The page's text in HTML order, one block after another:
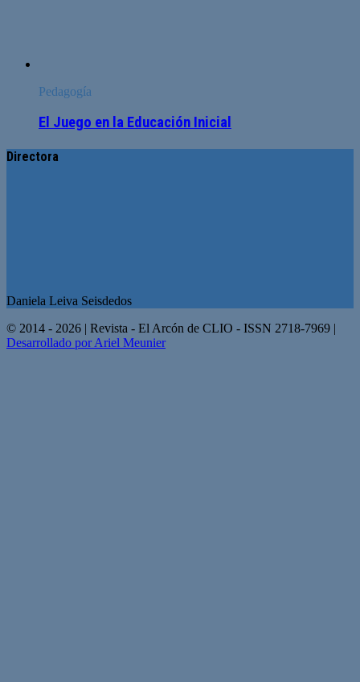
Pedagogía
El Juego en la Educación Inicial
Directora
Daniela Leiva Seisdedos
© 2014 - 2026 | Revista - El Arcón de CLIO - ISSN 2718-7969 |
Desarrollado por Ariel Meunier